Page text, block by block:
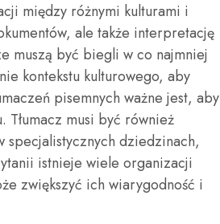
między różnymi kulturami i
ale także interpretację
muszą być biegli w co najmniej
kontekstu kulturowego, aby
pisemnych ważne jest, aby
Tłumacz musi być również
specjalistycznych dziedzinach,
istnieje wiele organizacji
zwiększyć ich wiarygodność i